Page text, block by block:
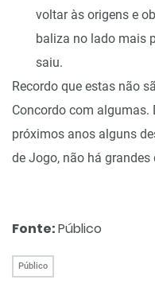
voltar às origens e
baliza no lado mais
saiu.
Recordo que estas não
Concordo com algumas.
próximos anos alguns
de Jogo, não há grandes
Fonte:Público
Público